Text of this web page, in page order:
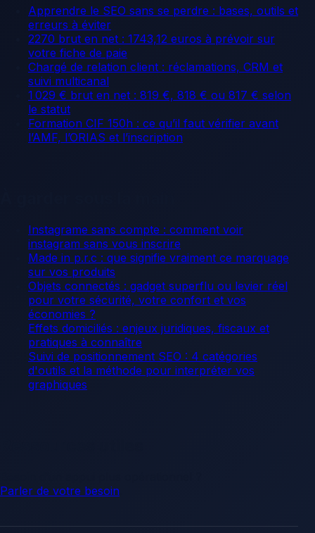
Apprendre le SEO sans se perdre : bases, outils et
erreurs à éviter
2270 brut en net : 1743,12 euros à prévoir sur
votre fiche de paie
Chargé de relation client : réclamations, CRM et
suivi multicanal
1 029 € brut en net : 819 €, 818 € ou 817 € selon
le statut
Formation CIF 150h : ce qu’il faut vérifier avant
l’AMF, l’ORIAS et l’inscription
Instagrame sans compte : comment voir
instagram sans vous inscrire
Made in p.r.c : que signifie vraiment ce marquage
sur vos produits
Objets connectés : gadget superflu ou levier réel
pour votre sécurité, votre confort et vos
économies ?
Effets domiciliés : enjeux juridiques, fiscaux et
pratiques à connaître
Suivi de positionnement SEO : 4 catégories
d'outils et la méthode pour interpréter vos
graphiques
Parler de votre besoin